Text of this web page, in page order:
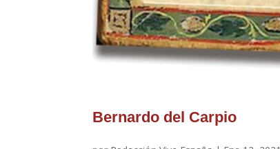
Bernardo del Carpio